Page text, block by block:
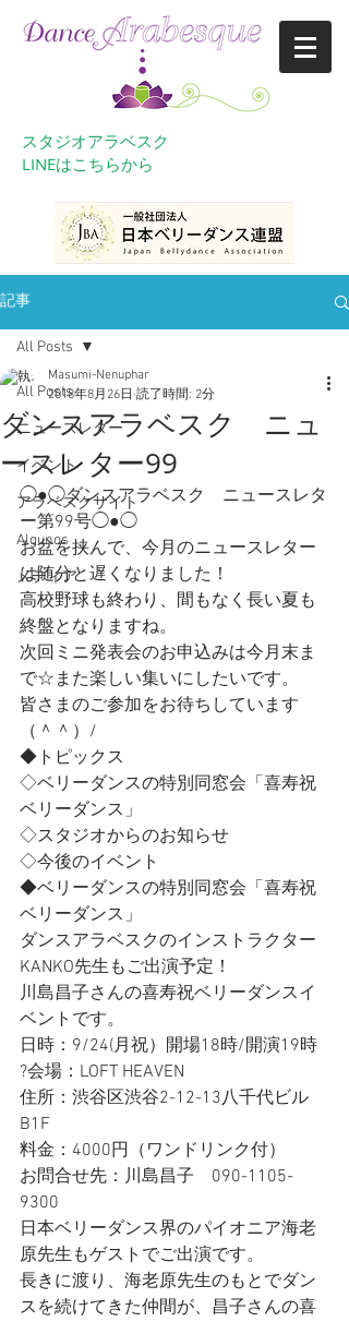
スタジオアラベスク
​LINEはこちらから
記事
All Posts
ニュースレター
イベント
アラベスクサイト
Algunos
メディア
All Posts
ダンスアラベスク ニュ
ースレター99
Masumi-Nenuphar
2018年8月26日 読了時間: 2分
◯●◯ダンスアラベスク　ニュースレタ
ー第99号◯●◯
お盆を挟んで、今月のニュースレター
は随分と遅くなりました！
高校野球も終わり、間もなく長い夏も
終盤となりますね。
次回ミニ発表会のお申込みは今月末ま
で☆また楽しい集いにしたいです。
皆さまのご参加をお待ちしています
（＾＾）/
◆トピックス
◇ベリーダンスの特別同窓会「喜寿祝
ベリーダンス」
◇スタジオからのお知らせ
◇今後のイベント
◆ベリーダンスの特別同窓会「喜寿祝
ベリーダンス」
ダンスアラベスクのインストラクター
KANKO先生もご出演予定！
川島昌子さんの喜寿祝ベリーダンスイ
ベントです。
日時：9/24(月祝）開場18時/開演19時
?会場：LOFT HEAVEN
住所：渋谷区渋谷2-12-13八千代ビル
B1F
料金：4000円（ワンドリンク付）
お問合せ先：川島昌子　090-1105-
9300
日本ベリーダンス界のパイオニア海老
原先生もゲストでご出演です。
長きに渡り、海老原先生のもとでダン
スを続けてきた仲間が、昌子さんの喜